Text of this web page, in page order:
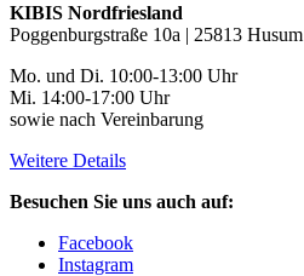
KIBIS Nordfriesland
Poggenburgstraße 10a | 25813 Husum
Mo. und Di. 10:00-13:00 Uhr
Mi. 14:00-17:00 Uhr
sowie nach Vereinbarung
Weitere Details
Besuchen Sie uns auch auf:
Facebook
Instagram